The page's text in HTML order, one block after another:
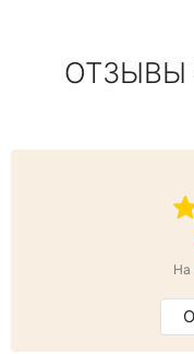
ОТЗЫВЫ
На